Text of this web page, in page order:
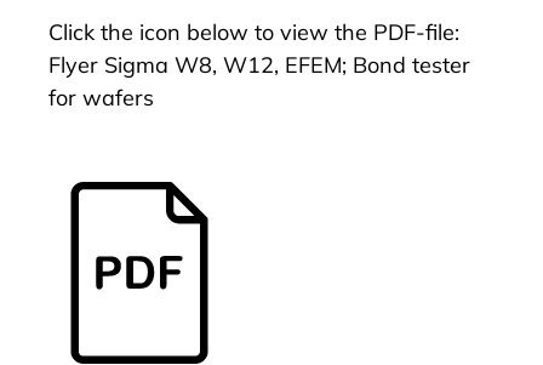
Click the icon below to view the PDF-file:
Flyer Sigma W8, W12, EFEM; Bond tester
for wafers